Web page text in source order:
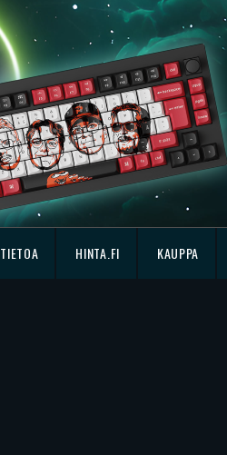
TIETOA HINTA.FI KAUPPA